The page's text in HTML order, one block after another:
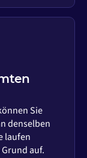
Sie
denselben
laufen
auf.